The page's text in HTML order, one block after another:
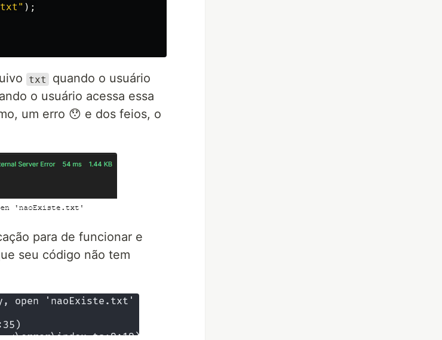
" );
txt
quando o usuário
o usuário acessa essa
um erro 😯 e dos feios, o
para de funcionar e
seu código não tem